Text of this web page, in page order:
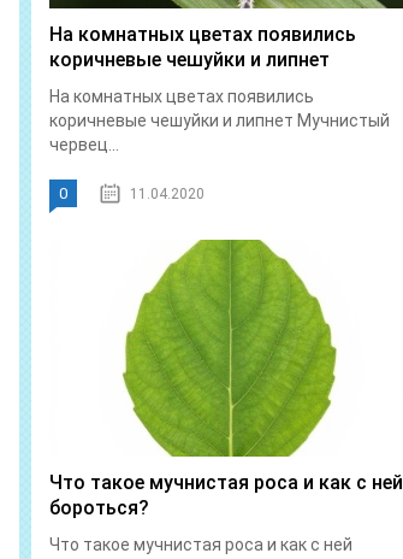
На комнатных цветах появились
коричневые чешуйки и липнет
На комнатных цветах появились
коричневые чешуйки и липнет Мучнистый
червец...
0 11.04.2020
Что такое мучнистая роса и как с ней
бороться?
Что такое мучнистая роса и как с ней